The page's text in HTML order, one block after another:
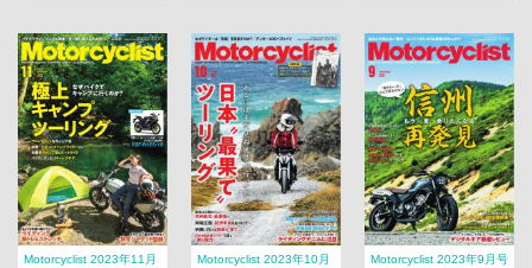
Motorcyclist 2023年11月
Motorcyclist 2023年10月
Motorcyclist 2023年9月号